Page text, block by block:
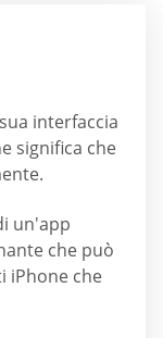
interfaccia
significa che
un'app
che può
iPhone che